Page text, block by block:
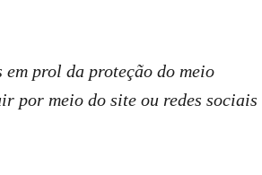
prol da proteção do meio
por meio do site ou redes sociais